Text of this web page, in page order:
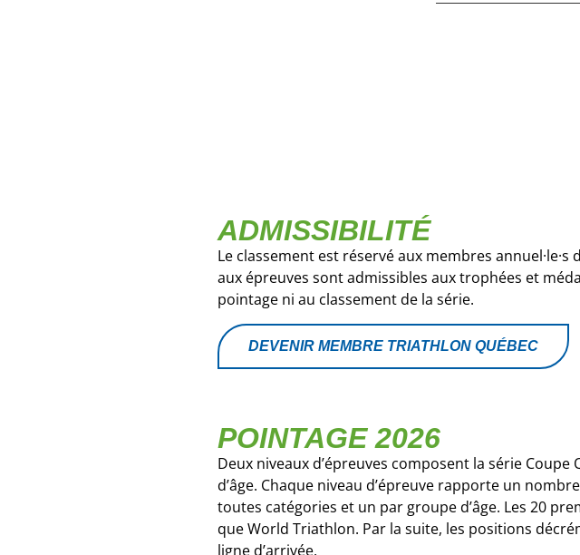
ADMISSIBILITÉ
Le classement est réservé aux membres
aux épreuves sont admissibles aux trophées et
pointage ni au classement de la série.
DEVENIR MEMBRE TRIATHLON QUÉBEC
POINTAGE 2026
Deux niveaux d’épreuves composent la série
d’âge. Chaque niveau d’épreuve rapporte un
toutes catégories et un par groupe d’âge. Les 20
que World Triathlon. Par la suite, les positions
ligne d’arrivée.